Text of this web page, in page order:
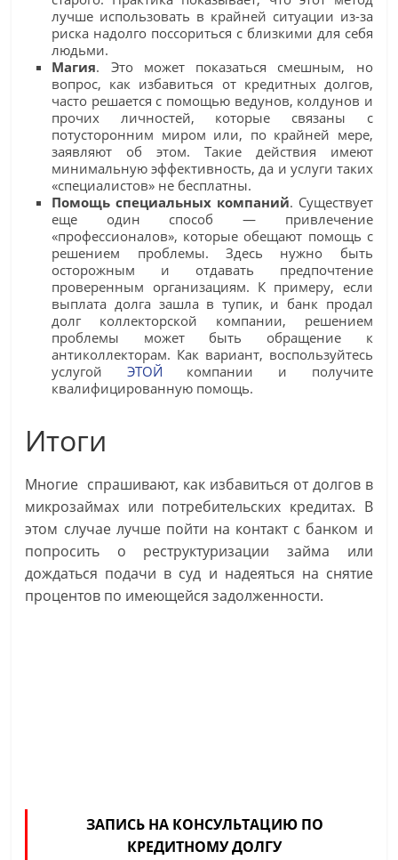
лучше использовать в крайней ситуации из-за
риска надолго поссориться с близкими для себя
людьми.
Магия. Это может показаться смешным, но
вопрос, как избавиться от кредитных долгов,
часто решается с помощью ведунов, колдунов и
прочих личностей, которые связаны с
потусторонним миром или, по крайней мере,
заявляют об этом. Такие действия имеют
минимальную эффективность, да и услуги таких
«специалистов» не бесплатны.
Помощь специальных компаний. Существует
еще один способ — привлечение
«профессионалов», которые обещают помощь с
решением проблемы. Здесь нужно быть
осторожным и отдавать предпочтение
проверенным организациям. К примеру, если
выплата долга зашла в тупик, и банк продал
долг коллекторской компании, решением
проблемы может быть обращение к
антиколлекторам. Как вариант, воспользуйтесь
услугой ЭТОЙ компании и получите
квалифицированную помощь.
Итоги
Многие спрашивают, как избавиться от долгов в
микрозаймах или потребительских кредитах. В
этом случае лучше пойти на контакт с банком и
попросить о реструктуризации займа или
дождаться подачи в суд и надеяться на снятие
процентов по имеющейся задолженности.
ЗАПИСЬ НА КОНСУЛЬТАЦИЮ ПО
КРЕДИТНОМУ ДОЛГУ